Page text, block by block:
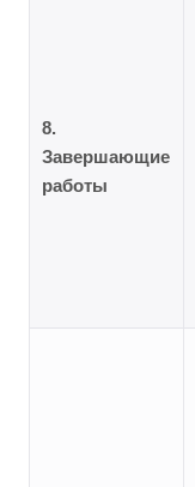
8.
Завершающие
работы